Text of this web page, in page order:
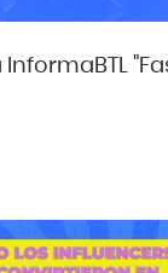
InformaBTL